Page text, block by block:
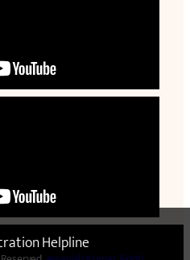
Helpline